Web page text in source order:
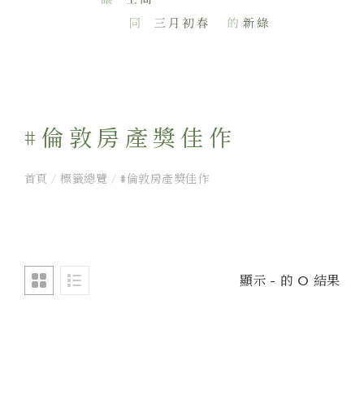
#倫敦房產獎佳作
首頁 / 標籤總覽 /#倫敦房產獎佳作
顯示 - 的 0 結果